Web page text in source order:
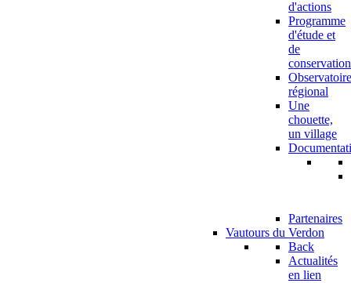
d'actions
Programme
d'étude et
de
conservation
Observatoire
régional
Une
chouette,
un village
Partenaires
Vautours du Verdon
Back
Actualités
en lien